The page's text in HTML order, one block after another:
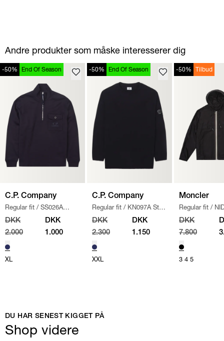
Andre produkter som måske interesserer dig
-50% End Of Season
C.P. Company
Regular fit / SS026A
005086W SWEATSHIRT
DKK
2.000
DKK
1.000
XL
-50% End Of Season
C.P. Company
Regular fit / KN097A Strik
/ NAVY
DKK
2.300
DKK
1.150
XXL
-50% Tilbud
Moncler
Regular fit /
JAKKE
SORT
DKK
7.800
3 4 5
DU HAR SENEST KIGGET PÅ
Shop videre